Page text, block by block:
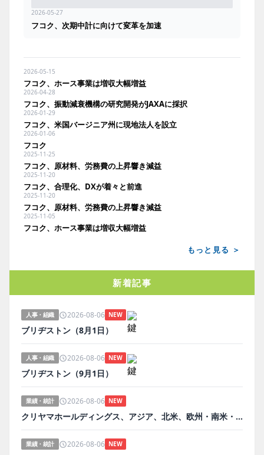
2026-05-27
フコク、次期中計に向けて変革を加速
2026-05-15
フコク、ホース事業は増収大幅増益
2026-04-28
フコク、振動減衰機構の研究開発がJAXAに採択
2026-01-29
フコク、米国バージニア州に現地法人を設立
2026-01-06
フコク
2025-11-25
フコク、原材料、労務費の上昇響き減益
2025-11-20
フコク、合理化、DXが着々と前進
2025-11-20
フコク、原材料、労務費の上昇響き減益
2025-11-05
フコク、ホース事業は増収大幅増益
もっと見る ＞
新着記事
人事・組織 2026-08-06 NEW
ブリヂストン（8月1日）
人事・組織 2026-08-06 NEW
ブリヂストン（9月1日）
業績・統計 2026-08-06 NEW
クリヤマホールディングス、アジア、北米、欧州・南米・オセアニア事業とも増収増益
業績・統計 2026-08-06 NEW